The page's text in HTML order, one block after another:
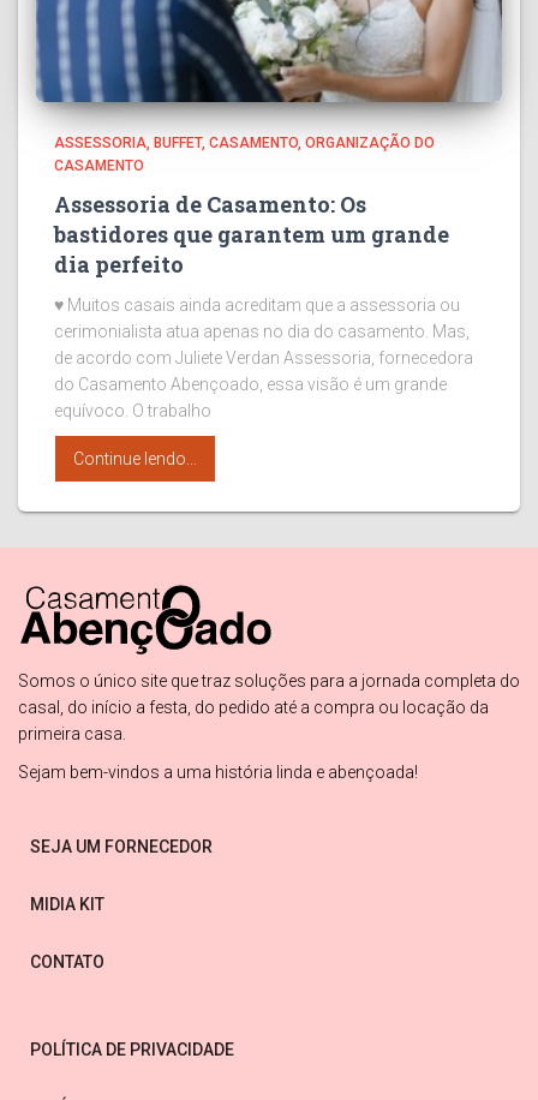
ASSESSORIA BUFFET CASAMENTO ORGANIZAÇÃO DO
CASAMENTO
Assessoria de Casamento: Os
bastidores que garantem um grande
dia perfeito
♥ Muitos casais ainda acreditam que a assessoria ou
cerimonialista atua apenas no dia do casamento. Mas,
de acordo com Juliete Verdan Assessoria, fornecedora
do Casamento Abençoado, essa visão é um grande
equívoco. O trabalho
Continue lendo...
Somos o único site que traz soluções para a jornada completa do
casal, do início a festa, do pedido até a compra ou locação da
primeira casa.
Sejam bem-vindos a uma história linda e abençoada!
SEJA UM FORNECEDOR
MIDIA KIT
CONTATO
POLÍTICA DE PRIVACIDADE